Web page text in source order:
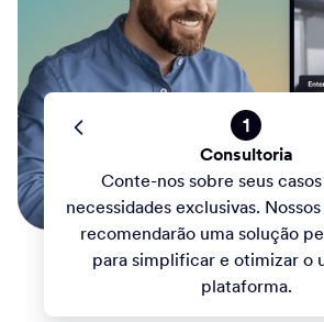
1
Consultoria
Conte-nos sobre seus
necessidades exclusivas.
recomendarão uma solução
para simplificar e otimizar o
plataforma.